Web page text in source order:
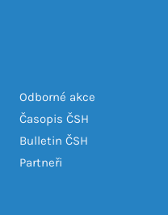
Odborné akce
Časopis ČSH
Bulletin ČSH
Partneři